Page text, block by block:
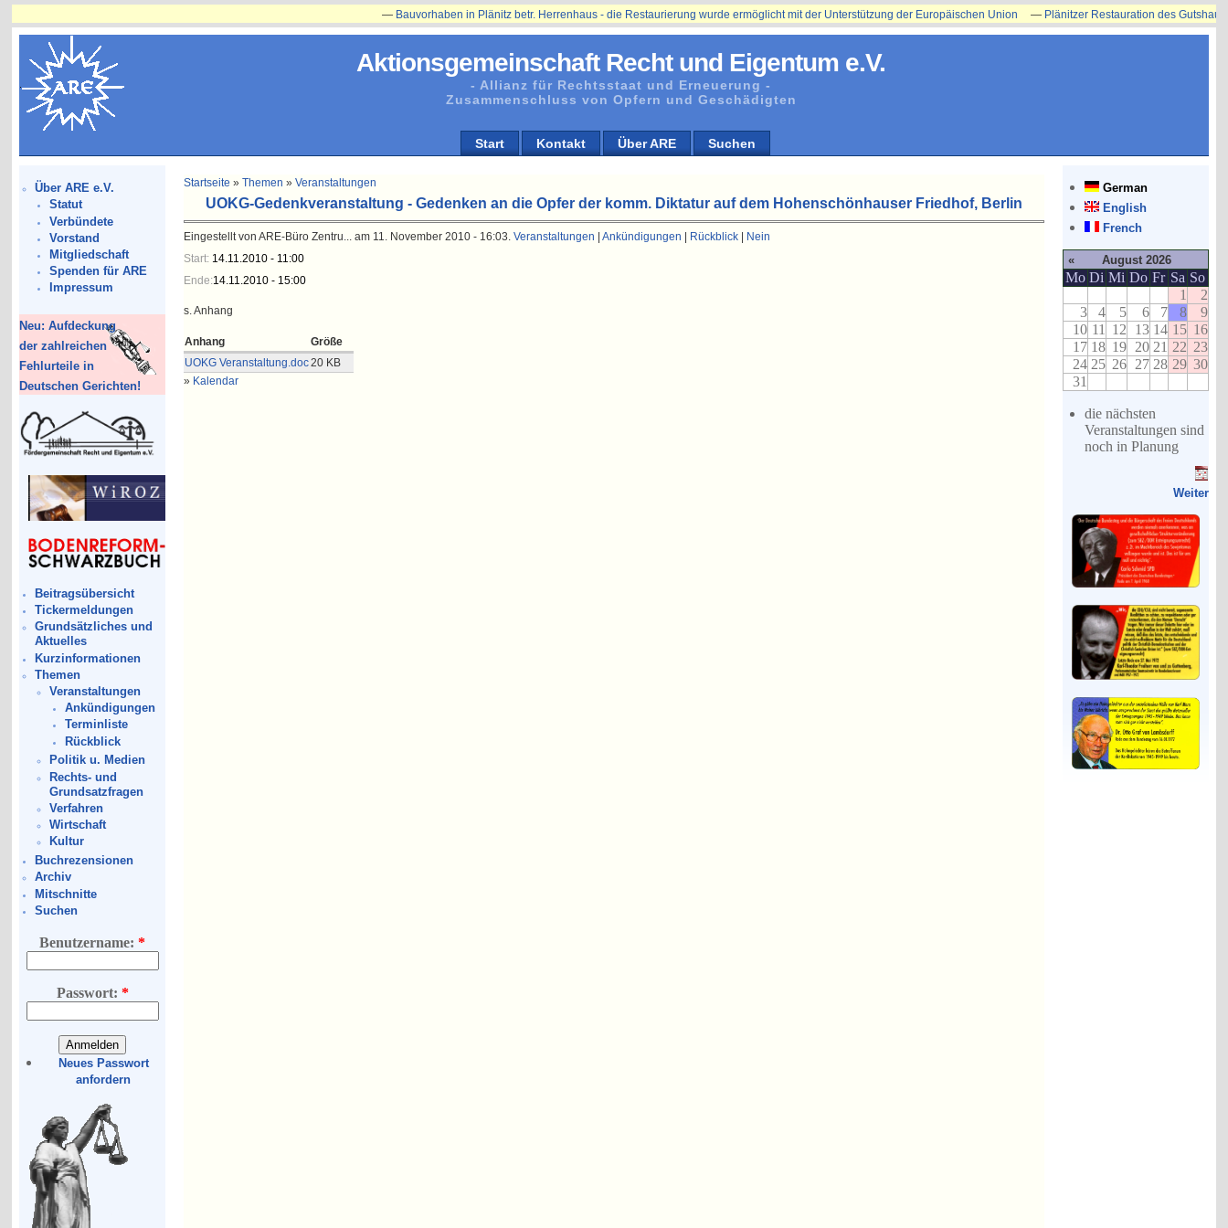
Aktionsgemeinschaft Recht und Eigentum e.V.
- Allianz für Rechtsstaat und Erneuerung -
Zusammenschluss von Opfern und Geschädigten
Start Kontakt Über ARE Suchen
Über ARE e.V.
Statut
Verbündete
Vorstand
Mitgliedschaft
Spenden für ARE
Impressum
Neu: Aufdeckung
der zahlreichen
Fehlurteile in
Deutschen Gerichten!
Beitragsübersicht
Tickermeldungen
Grundsätzliches und
Aktuelles
Kurzinformationen
Themen
Veranstaltungen
Ankündigungen
Terminliste
Rückblick
Politik u. Medien
Rechts- und
Grundsatzfragen
Verfahren
Wirtschaft
Kultur
Buchrezensionen
Archiv
Mitschnitte
Suchen
Benutzername:*
Passwort: *
Neues Passwort
anfordern
German
English
French
« August 2026
Mo Di Mi Do Fr Sa So
1
2
3
4 5 6 7 8
9
10 11 12 13 14 15 16
17 18 19 20 21 22 23
24 25 26 27 28 29 30
31
die nächsten
Veranstaltungen sind
noch in Planung
Weiter
Bauvorhaben in Plänitz betr. Herrenhaus - die Restaurierung wurde ermöglicht mit der Unterstützung der Europäischen Union —Plänitzer Restauration des Gutshauses
Startseite »Themen »Veranstaltungen
UOKG-Gedenkveranstaltung - Gedenken an die Opfer der komm. Diktatur auf dem Hohenschönhauser Friedhof, Berlin
Eingestellt von ARE-Büro Zentru... am 11. November 2010 - 16:03. Veranstaltungen |Ankündigungen Rückblick
Nein
Start: 14.11.2010 - 11:00
Ende:14.11.2010 - 15:00
s. Anhang
Anhang
Größe
UOKG Veranstaltung.doc20 KB
» Kalendar